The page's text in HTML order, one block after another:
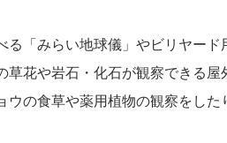
「みらい地球儀」やビリヤー
花や岩石・化石が観察できる
の食草や薬用植物の観察をし